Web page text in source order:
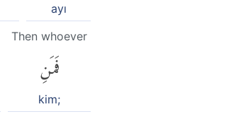
ayı
Then whoever
فَمَنِ
kim;